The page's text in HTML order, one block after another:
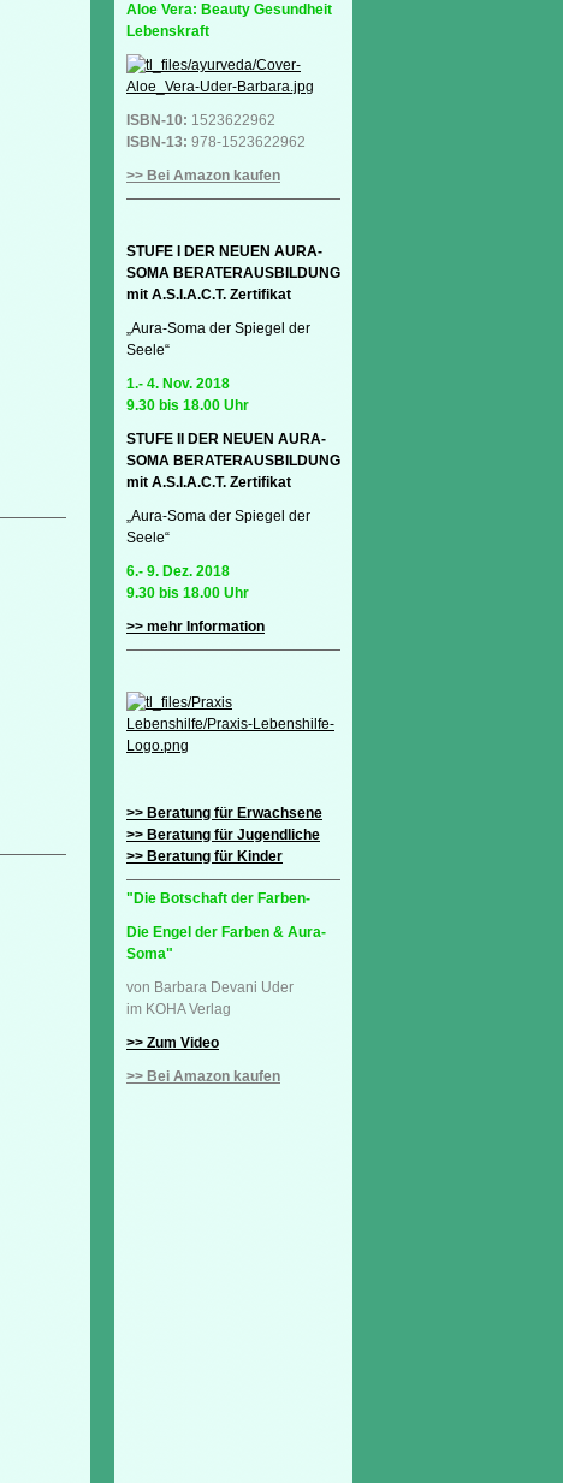
Aloe Vera: Beauty Gesundheit
Lebenskraft
ISBN-10: 1523622962
ISBN-13: 978-1523622962
>> Bei Amazon kaufen
STUFE I DER NEUEN AURA-
SOMA BERATERAUSBILDUNG
mit A.S.I.A.C.T. Zertifikat
„Aura-Soma der Spiegel der
Seele“
1.- 4. Nov. 2018
9.30 bis 18.00 Uhr
STUFE II DER NEUEN AURA-
SOMA BERATERAUSBILDUNG
mit A.S.I.A.C.T. Zertifikat
„Aura-Soma der Spiegel der
Seele“
6.- 9. Dez. 2018
9.30 bis 18.00 Uhr
>> mehr Information
>> Beratung für Erwachsene
>> Beratung für Jugendliche
>> Beratung für Kinder
"Die Botschaft der Farben-
Die Engel der Farben & Aura-
Soma"
von Barbara Devani Uder
im KOHA Verlag
>> Zum Video
>> Bei Amazon kaufen